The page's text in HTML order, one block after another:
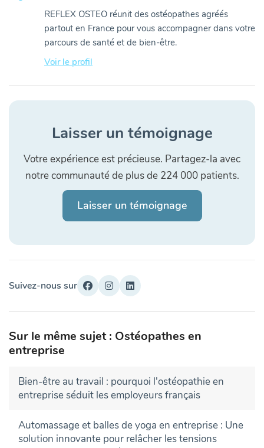
REFLEX OSTEO réunit des ostéopathes agréés
partout en France pour vous accompagner dans votre
parcours de santé et de bien-être.
Voir le profil
Laisser un témoignage
Votre expérience est précieuse. Partagez-la avec
notre communauté de plus de 224 000 patients.
Laisser un témoignage
Suivez-nous sur
Sur le même sujet : Ostéopathes en
entreprise
Bien-être au travail : pourquoi l'ostéopathie en
entreprise séduit les employeurs français
Automassage et balles de yoga en entreprise : Une
solution innovante pour relâcher les tensions